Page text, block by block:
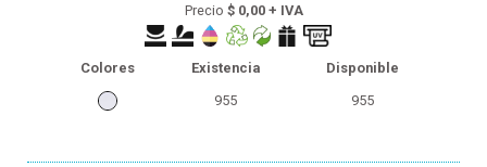
Precio $ 0,00 + IVA
Colores Existencia
Disponible
955
955